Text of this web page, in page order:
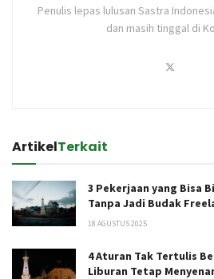
Penulis lepas lulusan Sastra
dan masih tinggal di
ArtikelTerkait
3 Pekerjaan yang Bisa
Tanpa Jadi Budak
18 AGUSTUS 2025
4 Aturan Tak Tertulis
Liburan Tetap